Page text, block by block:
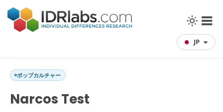
JP
ポップカルチャー
Narcos Test